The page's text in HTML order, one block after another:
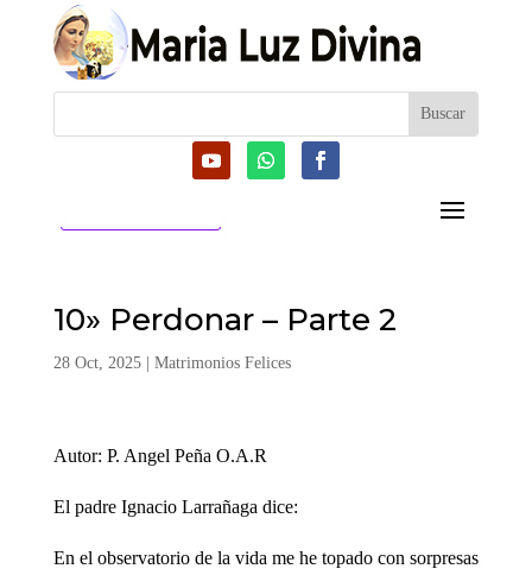
10» Perdonar – Parte 2
28 Oct, 2025| Matrimonios Felices
Autor: P. Angel Peña O.A.R
El padre Ignacio Larrañaga dice:
En el observatorio de la vida me he topado con sorpresas